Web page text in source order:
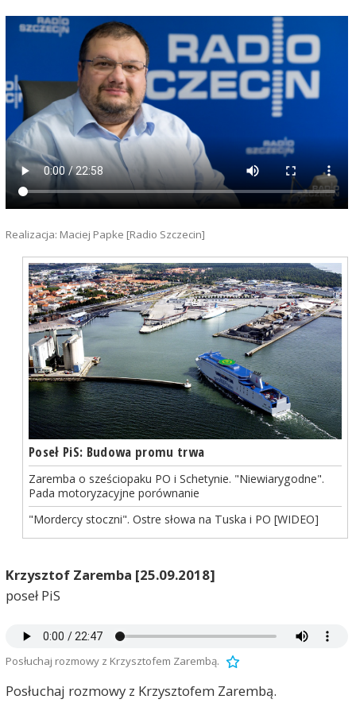
Realizacja: Maciej Papke [Radio Szczecin]
Poseł PiS: Budowa promu trwa
Zaremba o sześciopaku PO i Schetynie. "Niewiarygodne".
Pada motoryzacyjne porównanie
"Mordercy stoczni". Ostre słowa na Tuska i PO [WIDEO]
Krzysztof Zaremba [25.09.2018]
poseł PiS
Posłuchaj rozmowy z Krzysztofem Zarembą.
Posłuchaj rozmowy z Krzysztofem Zarembą.